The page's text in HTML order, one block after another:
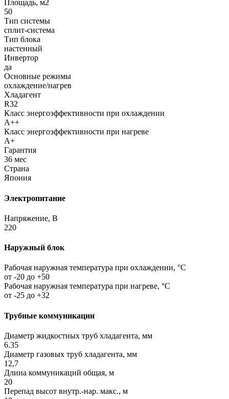
Площадь, м2
50
Тип системы
сплит-система
Тип блока
настенный
Инвертор
да
Основные режимы
охлаждение/нагрев
Хладагент
R32
Класс энергоэффективности при охлаждении
A++
Класс энергоэффективности при нагреве
A+
Гарантия
36 мес
Страна
Япония
Электропитание
Напряжение, В
220
Наружный блок
Рабочая наружная температура при охлаждении, °C
от -20 до +50
Рабочая наружная температура при нагреве, °C
от -25 до +32
Трубные коммуникации
Диаметр жидкостных труб хладагента, мм
6.35
Диаметр газовых труб хладагента, мм
12,7
Длина коммуникаций общая, м
20
Перепад высот внутр.-нар. макс., м